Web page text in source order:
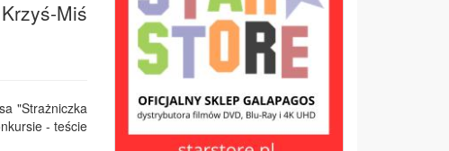
Miś
"Strażniczka
- teście